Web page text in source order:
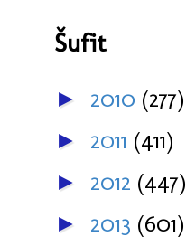
Šufit
► 2010 (277)
► 2011 (411)
► 2012 (447)
► 2013 (601)